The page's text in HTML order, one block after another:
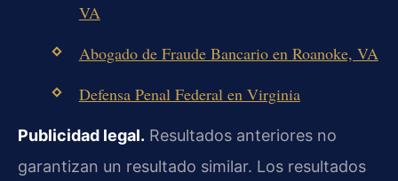
VA
Abogado de Fraude Bancario en Roanoke, VA
Defensa Penal Federal en Virginia
Publicidad legal. Resultados anteriores no
garantizan un resultado similar. Los resultados